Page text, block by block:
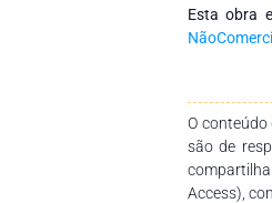
promover
Esta obra
O
são de
Access),